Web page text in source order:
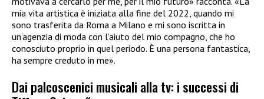
mia vita artistica è iniziata alla fine del 2022, quando mi
sono trasferita da Roma a Milano e mi sono iscritta in
un’agenzia di moda con l’aiuto del mio compagno, che ho
conosciuto proprio in quel periodo. È una persona fantastica,
ha sempre creduto in me».
Dai palcoscenici musicali alla tv: i successi di